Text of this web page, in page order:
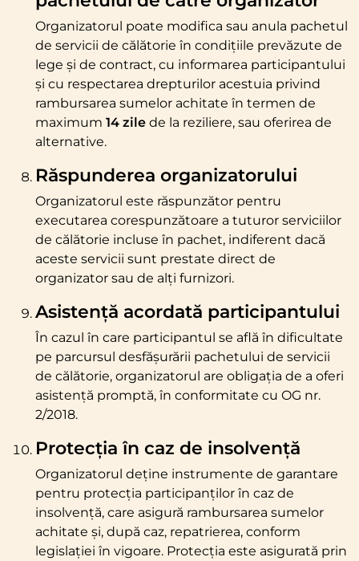
Organizatorul poate modifica sau anula pachetul
de servicii de călătorie în condițiile prevăzute de
lege și de contract, cu informarea participantului
și cu respectarea drepturilor acestuia privind
rambursarea sumelor achitate în termen de
maximum 14 zile de la reziliere, sau oferirea de
alternative.
Răspunderea organizatorului
Organizatorul este răspunzător pentru
executarea corespunzătoare a tuturor serviciilor
de călătorie incluse în pachet, indiferent dacă
aceste servicii sunt prestate direct de
organizator sau de alți furnizori.
Asistență acordată participantului
În cazul în care participantul se află în dificultate
pe parcursul desfășurării pachetului de servicii
de călătorie, organizatorul are obligația de a oferi
asistență promptă, în conformitate cu OG nr.
2/2018.
Protecția în caz de insolvență
Organizatorul deține instrumente de garantare
pentru protecția participanților în caz de
insolvență, care asigură rambursarea sumelor
achitate și, după caz, repatrierea, conform
legislației în vigoare. Protecția este asigurată prin